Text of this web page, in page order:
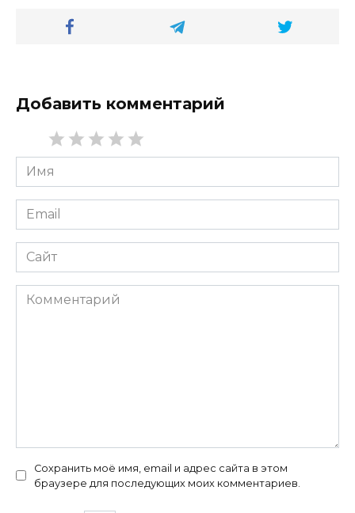
Добавить комментарий
Имя
*
Email
*
Сайт
Комментарий
Сохранить моё имя, email и адрес сайта в этом
браузере для последующих моих комментариев.